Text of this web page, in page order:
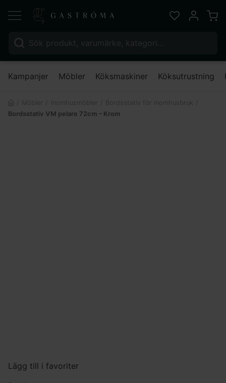
Sök efter:
Favoriter
Mitt
Kampanjer Möbler Köksmaskiner Köksutrustning
Bordsstativ VM pelare 72cm – Krom
Lägg till i favoriter